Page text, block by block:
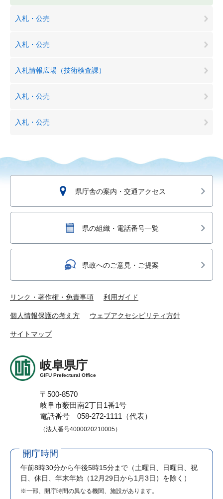
入札・公売
入札・公売
入札情報広場（技術検査課）
入札・公売
入札・公売
県庁舎の案内・交通アクセス
県の組織・電話番号一覧
県政へのご意見・ご提案
リンク・著作権・免責事項 利用ガイド
個人情報保護の考え方 ウェブアクセシビリティ方針
サイトマップ
岐阜県庁
GIFU Prefectural Office
〒500-8570
岐阜市薮田南2丁目1番1号
電話番号 058-272-1111（代表）
（法人番号4000020210005）
開庁時間
午前8時30分から午後5時15分まで （土曜日、日曜日、祝
日、休日、年末年始（12月29日から1月3日）を除く）
※一部、開庁時間の異なる機関、施設があります。